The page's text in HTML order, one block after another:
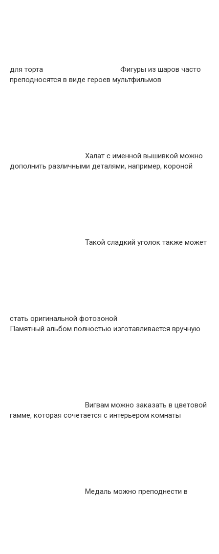
для торта
Фигуры из шаров часто
преподносятся в виде героев мультфильмов
Халат с именной вышивкой можно
дополнить различными деталями, например, короной
Такой сладкий уголок также может
стать оригинальной фотозоной
Памятный альбом полностью изготавливается вручную
Вигвам можно заказать в цветовой
гамме, которая сочетается с интерьером комнаты
Медаль можно преподнести в